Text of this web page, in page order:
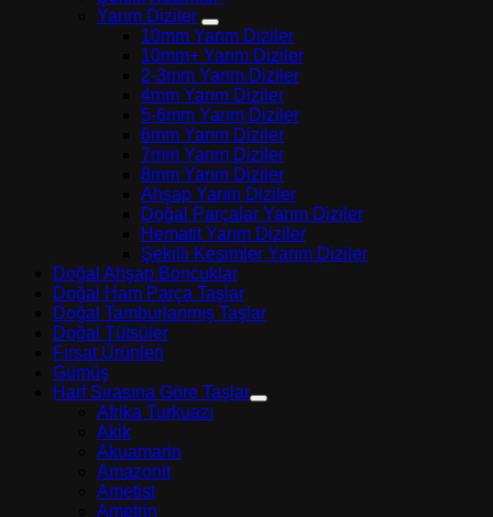
Yarım Diziler
10mm Yarım Diziler
10mm+ Yarım Diziler
2-3mm Yarım Diziler
4mm Yarım Diziler
5-6mm Yarım Diziler
6mm Yarım Diziler
7mm Yarım Diziler
8mm Yarım Diziler
Ahşap Yarım Diziler
Doğal Parçalar Yarım Diziler
Hematit Yarım Diziler
Şekilli Kesimler Yarım Diziler
Doğal Ahşap Boncuklar
Doğal Ham Parça Taşlar
Doğal Tamburlanmış Taşlar
Doğal Tütsüler
Fırsat Ürünleri
Gümüş
Harf Sırasına Göre Taşlar
Afrika Turkuazı
Akik
Akuamarin
Amazonit
Ametist
Ametrin